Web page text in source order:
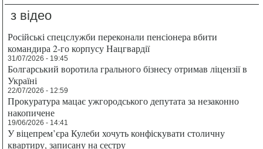
з відео
Російські спецслужби переконали пенсіонера вбити
командира 2-го корпусу Нацгвардії
31/07/2026 - 19:45
Болгарський воротила грального бізнесу отримав ліцензії в
Україні
22/07/2026 - 12:59
Прокуратура мацає ужгородського депутата за незаконно
накопичене
19/06/2026 - 14:41
У віцепрем’єра Кулеби хочуть конфіскувати столичну
квартиру, записану на сестру